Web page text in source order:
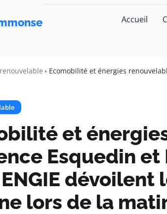
Accueil
Ecomobilité et énergies
et
Esquedin
ENGIE
lors de la